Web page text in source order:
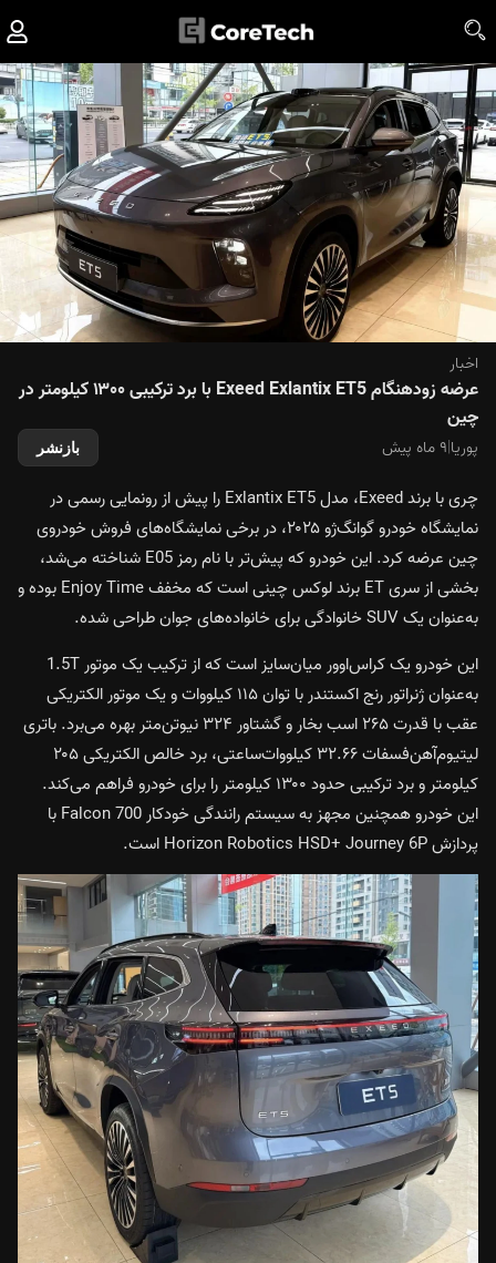
اخبار
عرضه زودهنگام Exeed Exlantix ET5 با برد ترکیبی ۱۳۰۰ کیلومتر در
چین
پوریا|۹ ماه پیش بازنشر
چری با برند Exeed، مدل Exlantix ET5 را پیش از رونمایی رسمی در
نمایشگاه خودرو گوانگ‌ژو ۲۰۲۵، در برخی نمایشگاه‌های فروش خودروی
چین عرضه کرد. این خودرو که پیش‌تر با نام رمز E05 شناخته می‌شد،
بخشی از سری ET برند لوکس چینی است که مخفف Enjoy Time بوده و
به‌عنوان یک SUV خانوادگی برای خانواده‌های جوان طراحی شده.
این خودرو یک کراس‌اوور میان‌سایز است که از ترکیب یک موتور 1.5T
به‌عنوان ژنراتور رنج اکستندر با توان ۱۱۵ کیلووات و یک موتور الکتریکی
عقب با قدرت ۲۶۵ اسب بخار و گشتاور ۳۲۴ نیوتن‌متر بهره می‌برد. باتری
لیتیوم‌آهن‌فسفات ۳۲.۶۶ کیلووات‌ساعتی، برد خالص الکتریکی ۲۰۵
کیلومتر و برد ترکیبی حدود ۱۳۰۰ کیلومتر را برای خودرو فراهم می‌کند.
این خودرو همچنین مجهز به سیستم رانندگی خودکار Falcon 700 با
پردازش Horizon Robotics HSD+ Journey 6P است.